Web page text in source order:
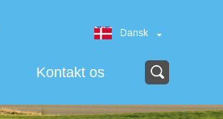
Dansk
Kontakt os